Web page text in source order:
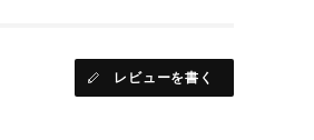
レビューを書く